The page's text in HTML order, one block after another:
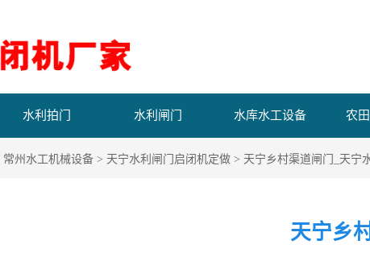
水利拍门 水利闸门 水库水工设备 农
常州水工机械设备> 天宁水利闸门启闭机定做> 天宁乡村渠道闸门_天宁
天宁乡